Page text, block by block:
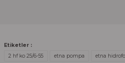
Etiketler :
2 hf ko 25/6-55
etna pompa etna